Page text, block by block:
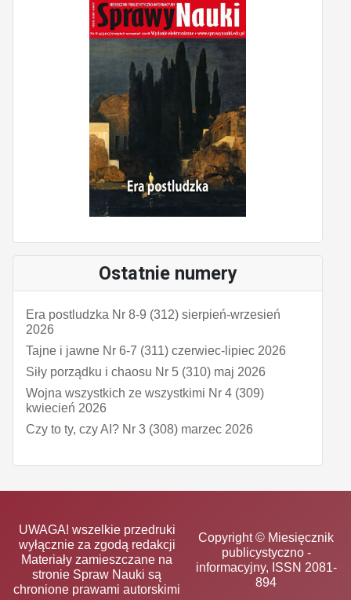
Ostatnie numery
Era postludzka Nr 8-9 (312) sierpień-wrzesień
2026
Tajne i jawne Nr 6-7 (311) czerwiec-lipiec 2026
Siły porządku i chaosu Nr 5 (310) maj 2026
Wojna wszystkich ze wszystkimi Nr 4 (309)
kwiecień 2026
Czy to ty, czy AI? Nr 3 (308) marzec 2026
UWAGA! wszelkie przedruki
wyłącznie za zgodą redakcji
Materiały zamieszczane na
stronie Spraw Nauki są
chronione prawami autorskimi
Copyright © Miesięcznik
publicystyczno -
informacyjny, ISSN 2081-
894